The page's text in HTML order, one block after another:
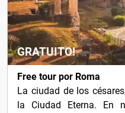
GRATUITO!
Free tour por Roma
La ciudad de los
la Ciudad Eterna. En